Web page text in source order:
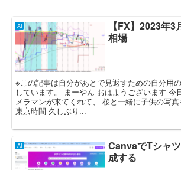
AI
【FX】2023年
相場
※この記事は自分があとで見返すための自分用
しています。 まーやん おはようございます 今
メラマンが来てくれて、 桜と一緒に子供の写真
東京時間 久しぶり...
AI
CanvaでTシャ
成する